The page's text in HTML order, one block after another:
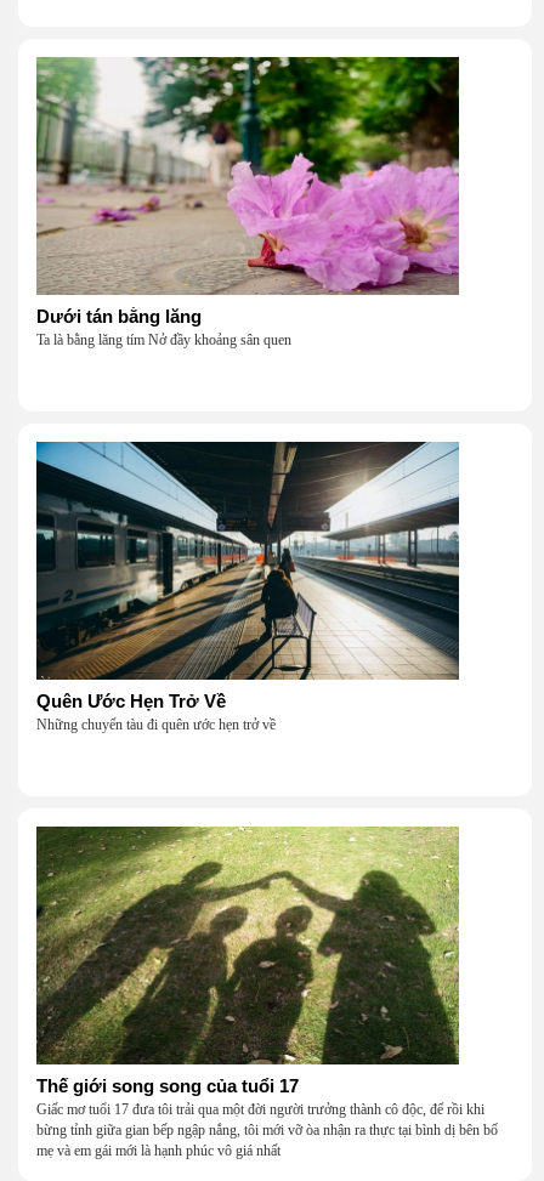
Dưới tán bằng lăng
Ta là bằng lăng tím Nở đầy khoảng sân quen
Quên Ước Hẹn Trở Về
Những chuyến tàu đi quên ước hẹn trở về
Thế giới song song của tuổi 17
Giấc mơ tuổi 17 đưa tôi trải qua một đời người trưởng thành cô độc, để rồi khi
bừng tỉnh giữa gian bếp ngập nắng, tôi mới vỡ òa nhận ra thực tại bình dị bên bố
mẹ và em gái mới là hạnh phúc vô giá nhất